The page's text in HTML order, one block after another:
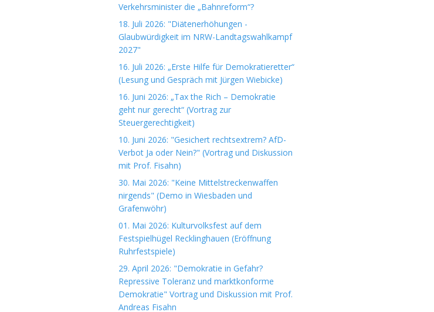
Verkehrsminister die „Bahnreform“?
18. Juli 2026: "Diätenerhöhungen -
Glaubwürdigkeit im NRW-Landtagswahlkampf
2027"
16. Juli 2026: „Erste Hilfe für Demokratieretter“
(Lesung und Gespräch mit Jürgen Wiebicke)
16. Juni 2026: „Tax the Rich – Demokratie
geht nur gerecht“ (Vortrag zur
Steuergerechtigkeit)
10. Juni 2026: "Gesichert rechtsextrem? AfD-
Verbot Ja oder Nein?" (Vortrag und Diskussion
mit Prof. Fisahn)
30. Mai 2026: "Keine Mittelstreckenwaffen
nirgends" (Demo in Wiesbaden und
Grafenwöhr)
01. Mai 2026: Kulturvolksfest auf dem
Festspielhügel Recklinghauen (Eröffnung
Ruhrfestspiele)
29. April 2026: "Demokratie in Gefahr?
Repressive Toleranz und marktkonforme
Demokratie" Vortrag und Diskussion mit Prof.
Andreas Fisahn